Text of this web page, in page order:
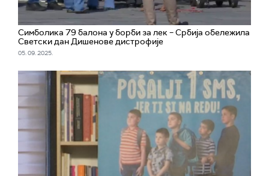
Симболика 79 балона у борби за лек – Србија обележила
Светски дан Дишенове дистрофије
05. 09. 2025.